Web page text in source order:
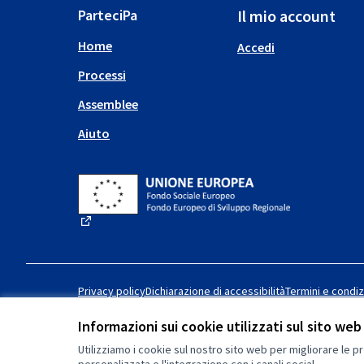
Informazioni sui cookie utilizzati sul sito web
Utilizziamo i cookie sul nostro sito web per migliorare le
ParteciPa
Home
Processi
Assemblee
Aiuto
Il mio account
Accedi
Privacy policyDichiarazione di accessibilitàTermini e
Licenza Creative Commons
(Collegamento esterno)